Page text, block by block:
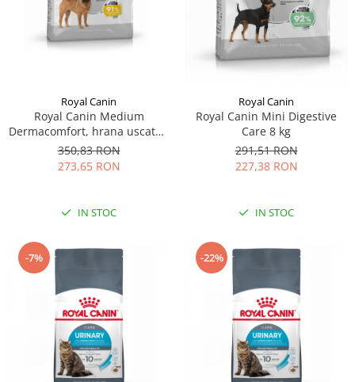
Royal Canin
Royal Canin Medium
Dermacomfort, hrana uscata -
12 kg
350,83 RON
273,65 RON
IN STOC
Royal Canin
Royal Canin Mini Digestive
Care 8 kg
291,51 RON
227,38 RON
IN STOC
-7% -22%